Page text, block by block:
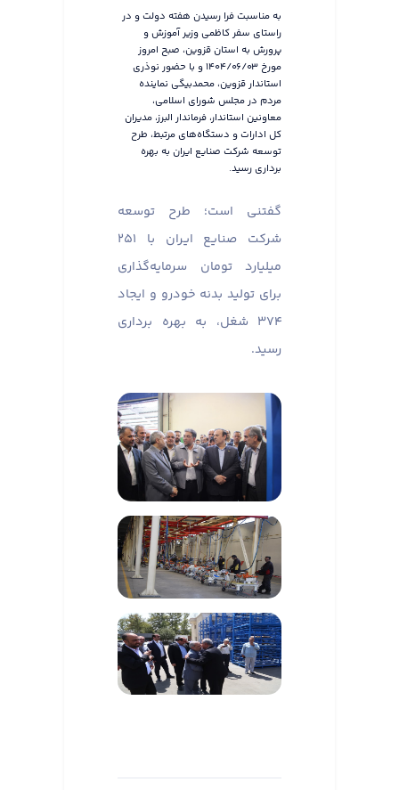
به مناسبت فرا رسیدن هفته دولت و در
راستای سفر کاظمی وزیر آموزش و
پرورش به استان قزوین، صبح امروز
مورخ ۱۴۰۴/۰۶/۰۳ و با حضور نوذری
استاندار قزوین، محمدبیگی نماینده
مردم در مجلس شورای اسلامی،
معاونین استاندار، فرماندار البرز، مدیران
کل ادارات و دستگاه‌های مرتبط، طرح
توسعه شرکت صنایع ایران به بهره
برداری رسید.
گفتنی است؛ طرح توسعه
شرکت صنایع ایران با ۲۵۱
میلیارد تومان سرمایه‌گذاری
برای تولید بدنه خودرو و ایجاد
۳۷۴ شغل، به بهره برداری
رسید.